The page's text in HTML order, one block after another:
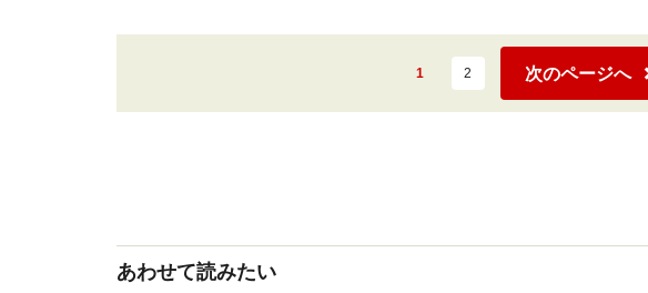
1 2 次のページへ
あわせて読みたい